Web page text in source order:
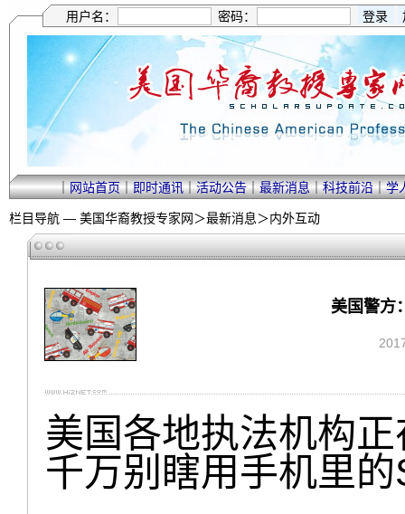
用户名： 密码：
｜网站首页｜即时通讯｜活动公告｜最新消息｜科技前沿｜学
栏目导航 — 美国华裔教授专家网＞最新消息＞内外互动
美国警方
美国各地执法机构
千万别瞎用手机里